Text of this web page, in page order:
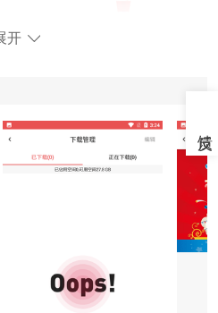
多存储，同时优化播放核
便是配置一般的手机，也能
传统播放器常见的卡顿问
极其丰富，包括最新电影、热
频内容，满足各种用户需
能推荐算法，根据你的观影
开